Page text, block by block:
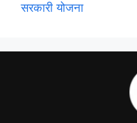
सरकारी योजना